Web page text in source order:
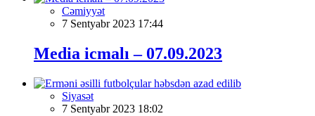
Cəmiyyət
7 Sentyabr 2023 17:44
Media icmalı – 07.09.2023
Siyasət
7 Sentyabr 2023 18:02